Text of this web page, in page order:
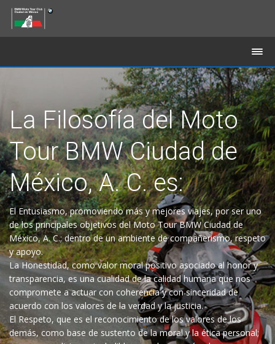
La Filosofía del Moto
Tour BMW Ciudad de
México, A. C. es:
El Entusiasmo, promoviendo más y mejores viajes, por ser uno
de los principales objetivos del Moto Tour BMW Ciudad de
México, A. C.; dentro de un ambiente de compañerismo, respeto
y apoyo.
La Honestidad, como valor moral positivo asociado al honor y
transparencia, es una cualidad de la calidad humana que nos
compromete a actuar con coherencia y con sinceridad de
acuerdo con los valores de la verdad y la justicia.
El Respeto, que es el reconocimiento de los valores de los
demás, como base de sustento de la moral y la ética personal;